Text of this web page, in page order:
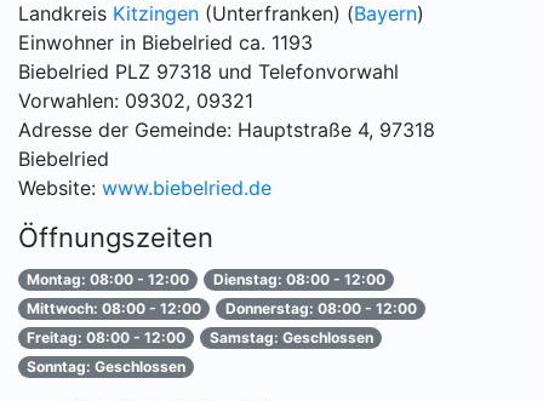
Landkreis Kitzingen (Unterfranken) (Bayern)
Einwohner in Biebelried ca. 1193
Biebelried PLZ 97318 und Telefonvorwahl
Vorwahlen: 09302, 09321
Adresse der Gemeinde: Hauptstraße 4, 97318
Biebelried
Website: www.biebelried.de
Öffnungszeiten
Montag: 08:00 - 12:00
Dienstag: 08:00 - 12:00
Mittwoch: 08:00 - 12:00
Donnerstag: 08:00 - 12:00
Freitag: 08:00 - 12:00
Samstag: Geschlossen
Sonntag: Geschlossen